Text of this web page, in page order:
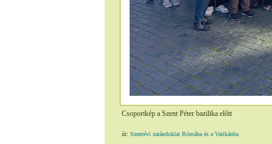
Csoportkép a Szent Péter bazilika előtt
út: Szentévi zarándoklat Rómába és a Vatikánba